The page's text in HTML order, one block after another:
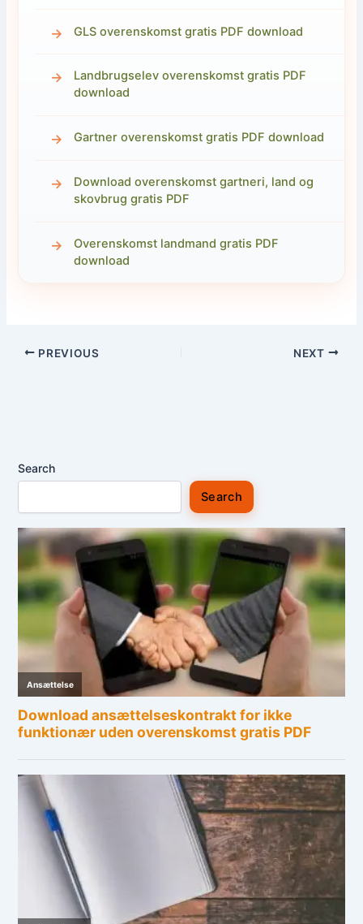
GLS overenskomst gratis PDF download
Landbrugselev overenskomst gratis PDF
download
Gartner overenskomst gratis PDF download
Download overenskomst gartneri, land og
skovbrug gratis PDF
Overenskomst landmand gratis PDF
download
PREVIOUS NEXT
Search
Search